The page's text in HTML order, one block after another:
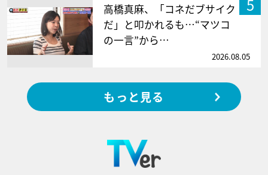
5
高橋真麻、「コネだブサイク
だ」と叩かれるも…“マツコ
の一言”から…
2026.08.05
もっと見る